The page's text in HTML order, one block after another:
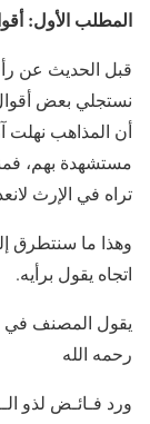
المطلب الأول:
قبل الحديث عن
نستجلي بعض
أن المذاهب نهلت
مستشهدة بهم،
تراه في الإرث
وهذا ما سنتطرق
اتجاه يقول برأيه.
يقول المصنف في
رحمه الله
ورد فـائـض لذو